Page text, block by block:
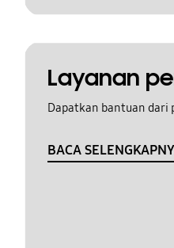
Layanan
Dapatkan bantuan dari
BACA